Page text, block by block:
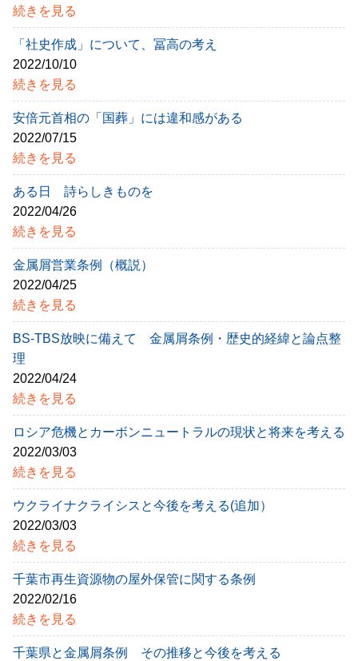
続きを見る
「社史作成」について、冨高の考え
2022/10/10
続きを見る
安倍元首相の「国葬」には違和感がある
2022/07/15
続きを見る
ある日 詩らしきものを
2022/04/26
続きを見る
金属屑営業条例（概説）
2022/04/25
続きを見る
BS-TBS放映に備えて 金属屑条例・歴史的経緯と論点整
理
2022/04/24
続きを見る
ロシア危機とカーボンニュートラルの現状と将来を考える
2022/03/03
続きを見る
ウクライナクライシスと今後を考える(追加）
2022/03/03
続きを見る
千葉市再生資源物の屋外保管に関する条例
2022/02/16
続きを見る
千葉県と金属屑条例 その推移と今後を考える